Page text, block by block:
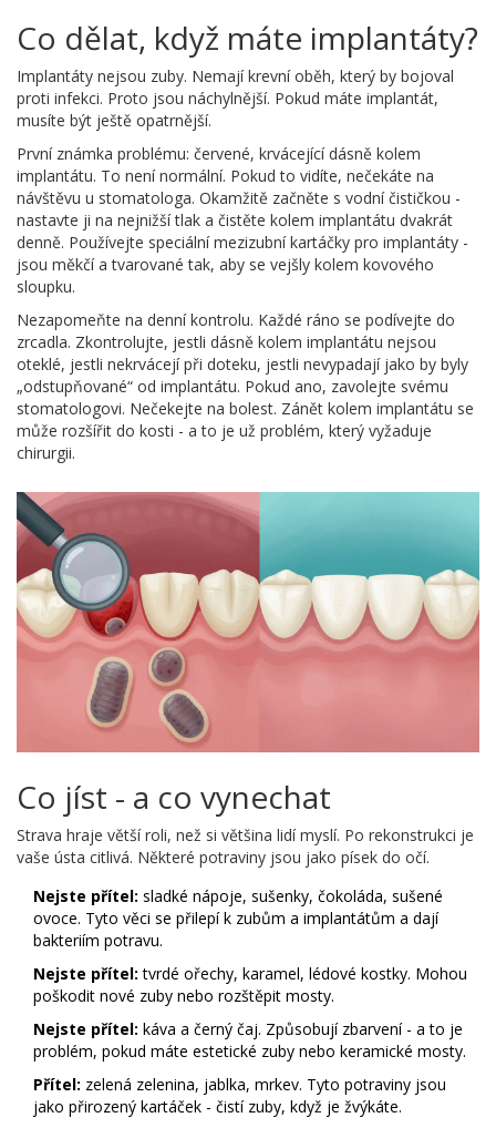
Co dělat, když máte implantáty?
Implantáty nejsou zuby. Nemají krevní oběh, který by bojoval
proti infekci. Proto jsou náchylnější. Pokud máte implantát,
musíte být ještě opatrnější.
První známka problému: červené, krvácející dásně kolem
implantátu. To není normální. Pokud to vidíte, nečekáte na
návštěvu u stomatologa. Okamžitě začněte s vodní čističkou -
nastavte ji na nejnižší tlak a čistěte kolem implantátu dvakrát
denně. Používejte speciální mezizubní kartáčky pro implantáty -
jsou měkčí a tvarované tak, aby se vejšly kolem kovového
sloupku.
Nezapomeňte na denní kontrolu. Každé ráno se podívejte do
zrcadla. Zkontrolujte, jestli dásně kolem implantátu nejsou
oteklé, jestli nekrvácejí při doteku, jestli nevypadají jako by byly
„odstupňované“ od implantátu. Pokud ano, zavolejte svému
stomatologovi. Nečekejte na bolest. Zánět kolem implantátu se
může rozšířit do kosti - a to je už problém, který vyžaduje
chirurgii.
Co jíst - a co vynechat
Strava hraje větší roli, než si většina lidí myslí. Po rekonstrukci je
vaše ústa citlivá. Některé potraviny jsou jako písek do očí.
Nejste přítel: sladké nápoje, sušenky, čokoláda, sušené
ovoce. Tyto věci se přilepí k zubům a implantátům a dají
bakteriím potravu.
Nejste přítel: tvrdé ořechy, karamel, lédové kostky. Mohou
poškodit nové zuby nebo rozštěpit mosty.
Nejste přítel: káva a černý čaj. Způsobují zbarvení - a to je
problém, pokud máte estetické zuby nebo keramické mosty.
Přítel: zelená zelenina, jablka, mrkev. Tyto potraviny jsou
jako přirozený kartáček - čistí zuby, když je žvýkáte.